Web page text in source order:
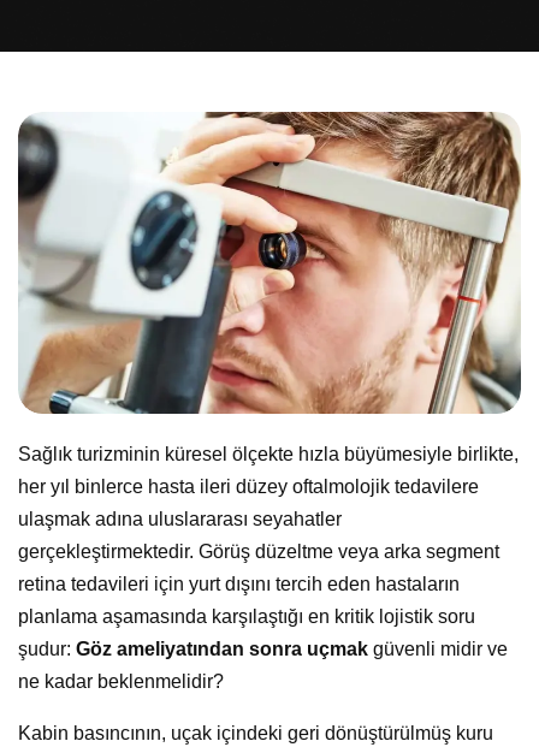
Sağlık turizminin küresel ölçekte hızla büyümesiyle birlikte,
her yıl binlerce hasta ileri düzey oftalmolojik tedavilere
ulaşmak adına uluslararası seyahatler
gerçekleştirmektedir. Görüş düzeltme veya arka segment
retina tedavileri için yurt dışını tercih eden hastaların
planlama aşamasında karşılaştığı en kritik lojistik soru
şudur: Göz ameliyatından sonra uçmak güvenli midir ve
ne kadar beklenmelidir?
Kabin basıncının, uçak içindeki geri dönüştürülmüş kuru